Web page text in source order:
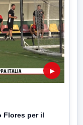
▶
Flores per il